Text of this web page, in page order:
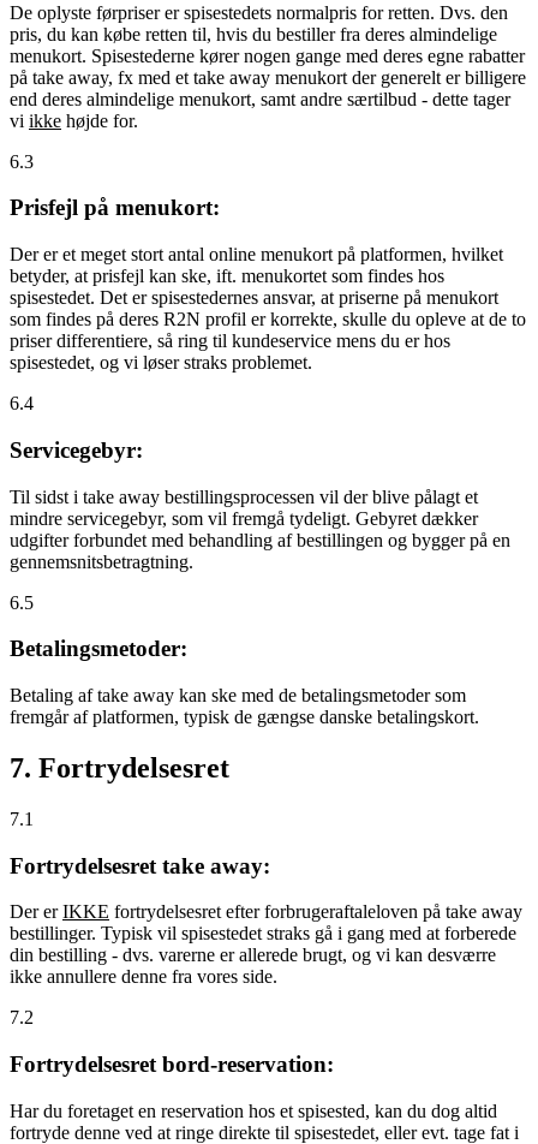
De oplyste førpriser er spisestedets normalpris for retten. Dvs. den
pris, du kan købe retten til, hvis du bestiller fra deres almindelige
menukort. Spisestederne kører nogen gange med deres egne rabatter
på take away, fx med et take away menukort der generelt er billigere
end deres almindelige menukort, samt andre særtilbud - dette tager
vi ikke højde for.
6.3
Prisfejl på menukort:
Der er et meget stort antal online menukort på platformen, hvilket
betyder, at prisfejl kan ske, ift. menukortet som findes hos
spisestedet. Det er spisestedernes ansvar, at priserne på menukort
som findes på deres R2N profil er korrekte, skulle du opleve at de to
priser differentiere, så ring til kundeservice mens du er hos
spisestedet, og vi løser straks problemet.
6.4
Servicegebyr:
Til sidst i take away bestillingsprocessen vil der blive pålagt et
mindre servicegebyr, som vil fremgå tydeligt. Gebyret dækker
udgifter forbundet med behandling af bestillingen og bygger på en
gennemsnitsbetragtning.
6.5
Betalingsmetoder:
Betaling af take away kan ske med de betalingsmetoder som
fremgår af platformen, typisk de gængse danske betalingskort.
7. Fortrydelsesret
7.1
Fortrydelsesret take away:
Der erIKKE fortrydelsesret efter forbrugeraftaleloven på take away
bestillinger. Typisk vil spisestedet straks gå i gang med at forberede
din bestilling - dvs. varerne er allerede brugt, og vi kan desværre
ikke annullere denne fra vores side.
7.2
Fortrydelsesret bord-reservation:
Har du foretaget en reservation hos et spisested, kan du dog altid
fortryde denne ved at ringe direkte til spisestedet, eller evt. tage fat i